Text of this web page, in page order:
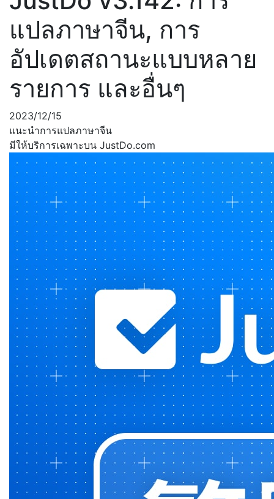
แปลภาษาจีน, การ
อัปเดตสถานะแบบหลาย
รายการ และอื่นๆ
2023/12/15
แนะนำการแปลภาษาจีน
มีให้บริการเฉพาะบน JustDo.com